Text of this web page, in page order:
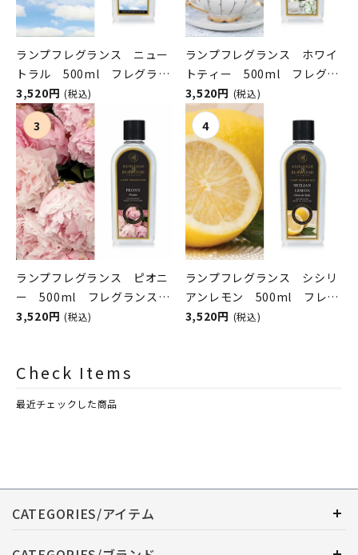
ランプフレグランス ニュー
トラル 500ml フレグラン
スランプ用オイル
ASHLEIGH&BURWOOD（ア
シュレイアンドバーウッド）
3,520円 (税込)
ランプフレグランス ホワイ
トティー 500ml フレグラ
ンスランプ用オイル
ASHLEIGH&BURWOOD（ア
シュレイアンドバーウッド）
3,520円 (税込)
ランプフレグランス ピオニ
ー 500ml フレグランスラ
ンプ用オイル
3,520円 (税込)
ランプフレグランス シシリ
アンレモン 500ml フレグ
ランスランプ用オイル
3,520円 (税込)
Check Items
最近チェックした商品
CATEGORIES/アイテム